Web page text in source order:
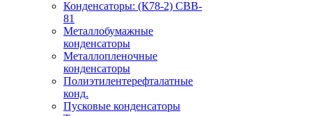
Конденсаторы: (К78-2) CBB-
81
Металлобумажные
конденсаторы
Металлопленочные
конденсаторы
Полиэтилентерефталатные
конд.
Пусковые конденсаторы